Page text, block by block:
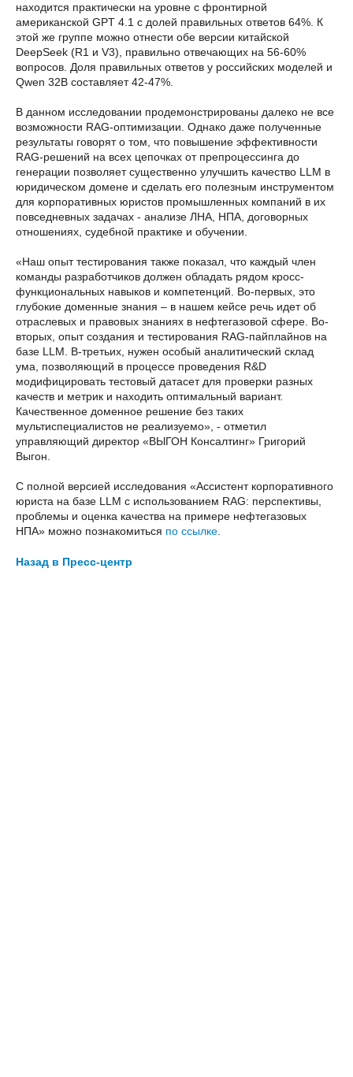
находится практически на уровне с фронтирной
американской GPT 4.1 с долей правильных ответов 64%. К
этой же группе можно отнести обе версии китайской
DeepSeek (R1 и V3), правильно отвечающих на 56-60%
вопросов. Доля правильных ответов у российских моделей и
Qwen 32B составляет 42-47%.
В данном исследовании продемонстрированы далеко не все
возможности RAG-оптимизации. Однако даже полученные
результаты говорят о том, что повышение эффективности
RAG-решений на всех цепочках от препроцессинга до
генерации позволяет существенно улучшить качество LLM в
юридическом домене и сделать его полезным инструментом
для корпоративных юристов промышленных компаний в их
повседневных задачах - анализе ЛНА, НПА, договорных
отношениях, судебной практике и обучении.
«Наш опыт тестирования также показал, что каждый член
команды разработчиков должен обладать рядом кросс-
функциональных навыков и компетенций. Во-первых, это
глубокие доменные знания – в нашем кейсе речь идет об
отраслевых и правовых знаниях в нефтегазовой сфере. Во-
вторых, опыт создания и тестирования RAG-пайплайнов на
базе LLM. В-третьих, нужен особый аналитический склад
ума, позволяющий в процессе проведения R&D
модифицировать тестовый датасет для проверки разных
качеств и метрик и находить оптимальный вариант.
Качественное доменное решение без таких
мультиспециалистов не реализуемо», - отметил
управляющий директор «ВЫГОН Консалтинг» Григорий
Выгон.
С полной версией исследования «Ассистент корпоративного
юриста на базе LLM с использованием RAG: перспективы,
проблемы и оценка качества на примере нефтегазовых
НПА» можно познакомиться по ссылке
Назад в Пресс-центр
компании
Услуги
Контактная